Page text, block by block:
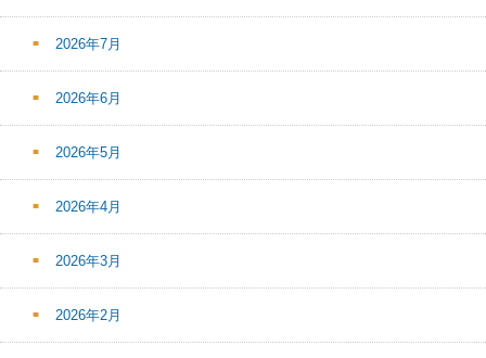
2026年7月
2026年6月
2026年5月
2026年4月
2026年3月
2026年2月